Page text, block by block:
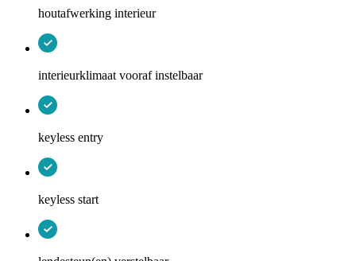
houtafwerking interieur
interieurklimaat vooraf instelbaar
keyless entry
keyless start